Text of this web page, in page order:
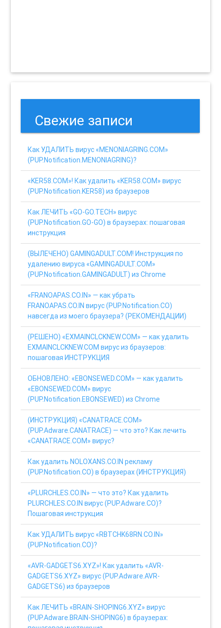
Свежие записи
Как УДАЛИТЬ вирус «MENONIAGRING.COM»
(PUP.Notification.MENONIAGRING)?
«KER58.COM»! Как удалить «KER58.COM» вирус
(PUP.Notification.KER58) из браузеров
Как ЛЕЧИТЬ «GO-GO.TECH» вирус
(PUP.Notification.GO-GO) в браузерах: пошаговая
инструкция
(ВЫЛЕЧЕНО) GAMINGADULT.COM! Инструкция по
удалению вируса «GAMINGADULT.COM»
(PUP.Notification.GAMINGADULT) из Chrome
«FRANOAPAS.CO.IN» — как убрать
FRANOAPAS.CO.IN вирус (PUP.Notification.CO)
навсегда из моего браузера? (РЕКОМЕНДАЦИИ)
(РЕШЕНО) «EXMAINCLCKNEW.COM» — как удалить
EXMAINCLCKNEW.COM вирус из браузеров:
пошаговая ИНСТРУКЦИЯ
ОБНОВЛЕНО: «EBONSEWED.COM» — как удалить
«EBONSEWED.COM» вирус
(PUP.Notification.EBONSEWED) из Chrome
(ИНСТРУКЦИЯ) «CANATRACE.COM»
(PUP.Adware.CANATRACE) — что это? Как лечить
«CANATRACE.COM» вирус?
Как удалить NOLOXANS.CO.IN рекламу
(PUP.Notification.CO) в браузерах (ИНСТРУКЦИЯ)
«PLURCHLES.CO.IN» — что это? Как удалить
PLURCHLES.CO.IN вирус (PUP.Adware.CO)?
Пошаговая инструкция
Как УДАЛИТЬ вирус «RBTCHK68RN.CO.IN»
(PUP.Notification.CO)?
«AVR-GADGETS6.XYZ»! Как удалить «AVR-
GADGETS6.XYZ» вирус (PUP.Adware.AVR-
GADGETS6) из браузеров
Как ЛЕЧИТЬ «BRAIN-SHOPING6.XYZ» вирус
(PUP.Adware.BRAIN-SHOPING6) в браузерах: